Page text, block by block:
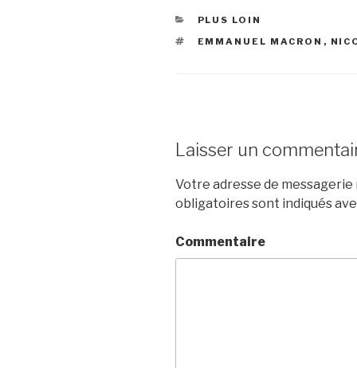
CATÉGORIES
PLUS LOIN
ÉTIQUETTES
EMMANUEL MACRON ,
Laisser un
Votre adresse de messagerie
obligatoires sont indiqués
Commentaire